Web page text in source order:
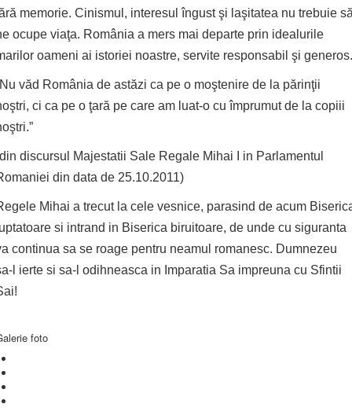
memorie. Cinismul, interesul îngust şi laşitatea nu trebuie
ocupe viaţa. România a mers mai departe prin idealurile
oameni ai istoriei noastre, servite responsabil şi
văd România de astăzi ca pe o moştenire de la părinţii
ci ca pe o ţară pe care am luat-o cu împrumut de la copiii
discursul Majestatii Sale Regale Mihai I in Parlamentul
din data de 25.10.2011)
Mihai a trecut la cele vesnice, parasind de acum
si intrand in Biserica biruitoare, de unde cu siguranta
continua sa se roage pentru neamul romanesc. Dumnezeu
l ierte si sa-l odihneasca in Imparatia Sa impreuna cu Sfintii
foto